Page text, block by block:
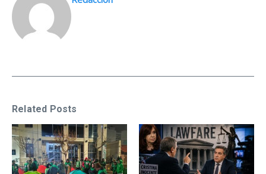
Related Posts